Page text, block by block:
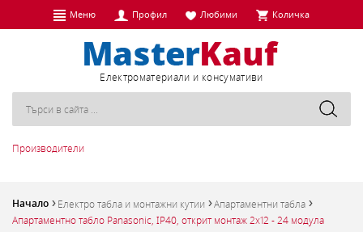
Меню Профил Любими Количка
Eлектроматериали и консумативи
Производители
Начало Електро табла и монтажни кутии
Апартаментни табла
Апартаментно табло Panasonic, IP40, открит монтаж 2х12 - 24 модула